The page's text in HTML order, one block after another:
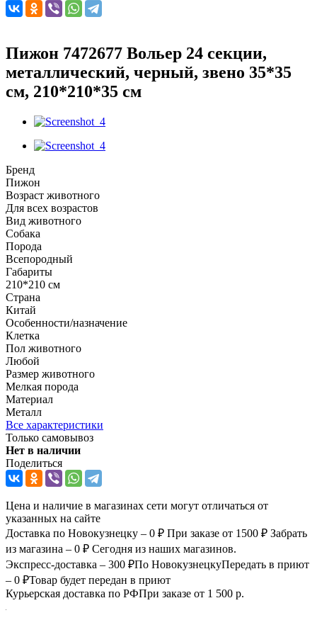
Пижон 7472677 Вольер 24 секции,
металлический, черный, звено 35*35
см, 210*210*35 см
Бренд
Пижон
Возраст животного
Для всех возрастов
Вид животного
Собака
Порода
Всепородный
Габариты
210*210 см
Страна
Китай
Особенности/назначение
Клетка
Пол животного
Любой
Размер животного
Мелкая порода
Материал
Металл
Все характеристики
Только самовывоз
Нет в наличии
Поделиться
Цена и наличие в магазинах сети могут отличаться от
указанных на сайте
Доставка по Новокузнецку – 0 ₽ При заказе от 1500 ₽ Забрать
из магазина – 0 ₽ Сегодня из наших магазинов.
Экспресс-доставка – 300 ₽По НовокузнецкуПередать в приют
– 0 ₽Товар будет передан в приют
Курьерская доставка по РФПри заказе от 1 500 р.